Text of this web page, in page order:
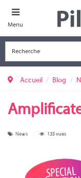
Menu
Accueil Blog
News 135 vues